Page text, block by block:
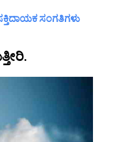
ಸಂಗತಿಗಳು